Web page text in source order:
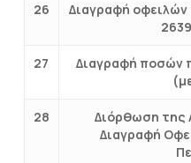
26
Διαγραφή οφειλών
27
Διαγραφή ποσών
28
Διόρθωση της
Διαγραφή